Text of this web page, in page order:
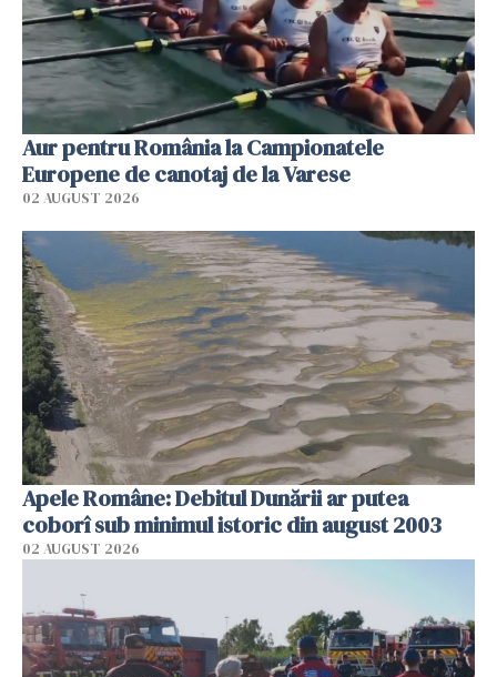
Aur pentru România la Campionatele
Europene de canotaj de la Varese
02 AUGUST 2026
Apele Române: Debitul Dunării ar putea
coborî sub minimul istoric din august 2003
02 AUGUST 2026